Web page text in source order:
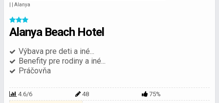
| | Alanya
Alanya Beach Hotel
Výbava pre deti a iné...
Benefity pre rodiny a iné...
Práčovňa
4.6/6 48
75%